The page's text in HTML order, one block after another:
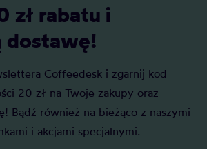
zł rabatu i
dostawę!
Coffeedesk i zgarnij kod
20 zł na Twoje zakupy oraz
Bądź również na bieżąco z naszymi
i akcjami specjalnymi.